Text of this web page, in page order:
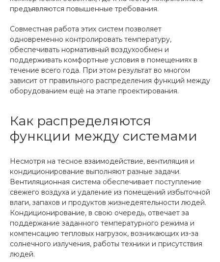
предъявляются повышенные требования.
Совместная работа этих систем позволяет
одновременно контролировать температуру,
обеспечивать нормативный воздухообмен и
поддерживать комфортные условия в помещениях в
течение всего года. При этом результат во многом
зависит от правильного распределения функций между
оборудованием ещё на этапе проектирования.
Как распределяются
функции между системами
Несмотря на тесное взаимодействие, вентиляция и
кондиционирование выполняют разные задачи.
Вентиляционная система обеспечивает поступление
свежего воздуха и удаление из помещений избыточной
влаги, запахов и продуктов жизнедеятельности людей.
Кондиционирование, в свою очередь, отвечает за
поддержание заданного температурного режима и
компенсацию тепловых нагрузок, возникающих из-за
солнечного излучения, работы техники и присутствия
людей.